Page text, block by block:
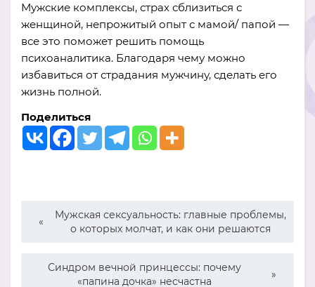
Мужские комплексы, страх сблизиться с
женщиной, непрожитый опыт с мамой/ папой —
все это поможет решить помощь
психоаналитика. Благодаря чему можно
избавиться от страдания мужчину, сделать его
жизнь полной.
Поделиться
Мужская сексуальность: главные проблемы,
о которых молчат, и как они решаются
Синдром вечной принцессы: почему
«папина дочка» несчастна